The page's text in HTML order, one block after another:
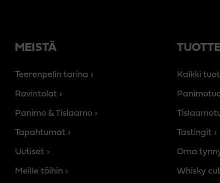
MEISTÄ
Teerenpelin tarina
Ravintolat
Panimo & Tislaamo
Tapahtumat
Uutiset
Meille töihin
Kaikki
Tastingit
Oma
Whisky